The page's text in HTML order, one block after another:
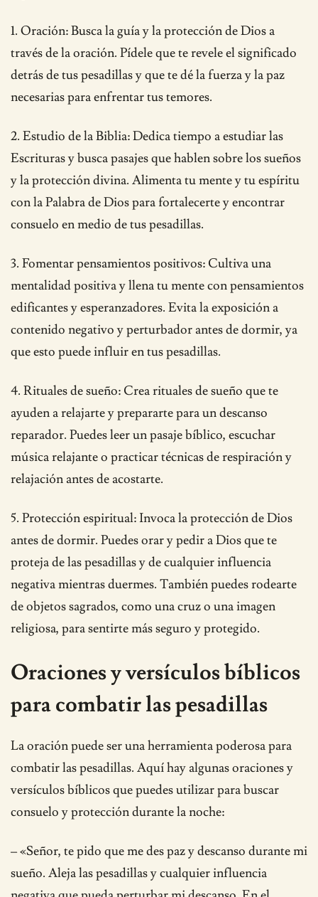
1. Oración: Busca la guía y la protección de Dios a
través de la oración. Pídele que te revele el significado
detrás de tus pesadillas y que te dé la fuerza y ​​la paz
necesarias para enfrentar tus temores.
2. Estudio de la Biblia: Dedica tiempo a estudiar las
Escrituras y busca pasajes que hablen sobre los sueños
y la protección divina. Alimenta tu mente y tu espíritu
con la Palabra de Dios para fortalecerte y encontrar
consuelo en medio de tus pesadillas.
3. Fomentar pensamientos positivos: Cultiva una
mentalidad positiva y llena tu mente con pensamientos
edificantes y esperanzadores. Evita la exposición a
contenido negativo y perturbador antes de dormir, ya
que esto puede influir en tus pesadillas.
4. Rituales de sueño: Crea rituales de sueño que te
ayuden a relajarte y prepararte para un descanso
reparador. Puedes leer un pasaje bíblico, escuchar
música relajante o practicar técnicas de respiración y
relajación antes de acostarte.
5. Protección espiritual: Invoca la protección de Dios
antes de dormir. Puedes orar y pedir a Dios que te
proteja de las pesadillas y de cualquier influencia
negativa mientras duermes. También puedes rodearte
de objetos sagrados, como una cruz o una imagen
religiosa, para sentirte más seguro y protegido.
Oraciones y versículos bíblicos
para combatir las pesadillas
La oración puede ser una herramienta poderosa para
combatir las pesadillas. Aquí hay algunas oraciones y
versículos bíblicos que puedes utilizar para buscar
consuelo y protección durante la noche:
– «Señor, te pido que me des paz y descanso durante mi
sueño. Aleja las pesadillas y cualquier influencia